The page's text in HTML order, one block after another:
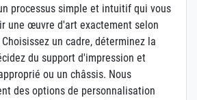
processus simple et intuitif qui vous
une œuvre d'art exactement selon
un cadre, déterminez la
du support d'impression et
ou un châssis. Nous
des options de personnalisation